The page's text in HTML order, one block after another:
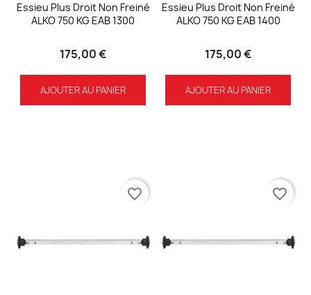
Essieu Plus Droit Non Freiné
ALKO 750 KG EAB 1300
175,00 €
AJOUTER AU PANIER
Essieu Plus Droit Non Freiné
ALKO 750 KG EAB 1400
175,00 €
AJOUTER AU PANIER
favorite_border favorite_border